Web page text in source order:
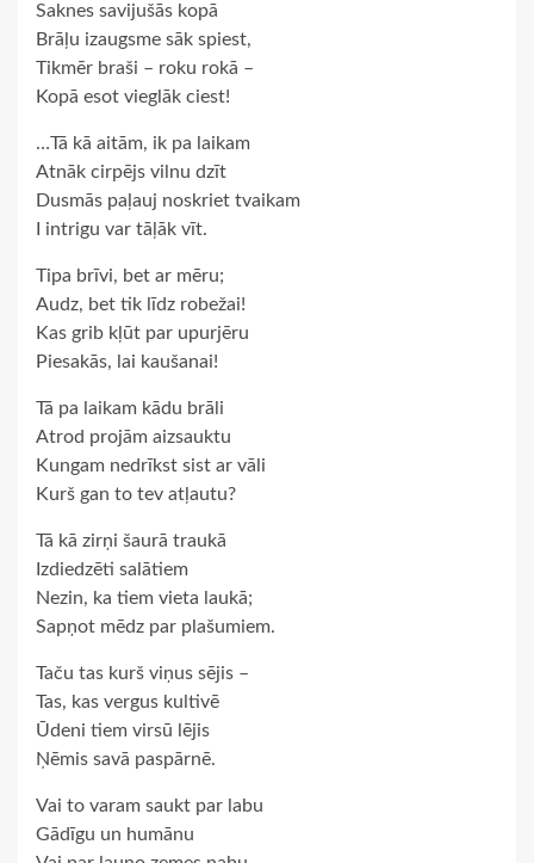
Saknes savijušās kopā
Brāļu izaugsme sāk spiest,
Tikmēr braši – roku rokā –
Kopā esot vieglāk ciest!
…Tā kā aitām, ik pa laikam
Atnāk cirpējs vilnu dzīt
Dusmās paļauj noskriet tvaikam
I intrigu var tāļāk vīt.
Tipa brīvi, bet ar mēru;
Audz, bet tik līdz robežai!
Kas grib kļūt par upurjēru
Piesakās, lai kaušanai!
Tā pa laikam kādu brāli
Atrod projām aizsauktu
Kungam nedrīkst sist ar vāli
Kurš gan to tev atļautu?
Tā kā zirņi šaurā traukā
Izdiedzēti salātiem
Nezin, ka tiem vieta laukā;
Sapņot mēdz par plašumiem.
Taču tas kurš viņus sējis –
Tas, kas vergus kultivē
Ūdeni tiem virsū lējis
Ņēmis savā paspārnē.
Vai to varam saukt par labu
Gādīgu un humānu